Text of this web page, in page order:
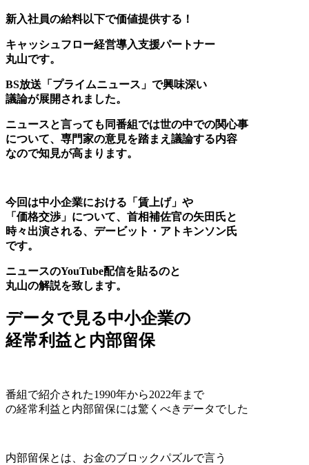
新入社員の給料以下で価値提供する！
キャッシュフロー経営導入支援パートナー
丸山です。
BS放送「プライムニュース」で興味深い
議論が展開されました。
ニュースと言っても同番組では世の中での関心事
について、専門家の意見を踏まえ議論する内容
なので知見が高まります。
今回は中小企業における「賃上げ」や
「価格交渉」について、首相補佐官の矢田氏と
時々出演される、デービット・アトキンソン氏
です。
ニュースのYouTube配信を貼るのと
丸山の解説を致します。
データで見る中小企業の
経常利益と内部留保
番組で紹介された1990年から2022年まで
の経常利益と内部留保には驚くべきデータでした
内部留保とは、お金のブロックパズルで言う